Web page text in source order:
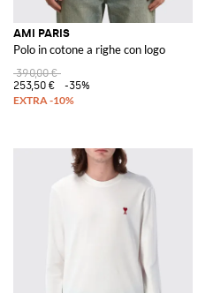
AMI PARIS
Polo in cotone a righe con logo
390,00 €
253,50 €
-35%